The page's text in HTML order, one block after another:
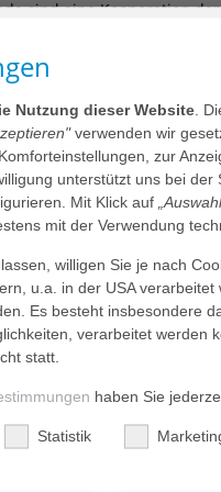
sind eine Kooperation
für Selbsthilfe im
Zentrums für
ist Dienstag, 20. Mai,
in 28832 Achim. Die
T (04231) 93 79 74,
GmbH ist das
der
im Jahr
Diakonieklinikum ist
zertifiziertes
mit Behinderung.
Viszeralonkologische
Deutschen
Bestandteil der
ein Reha-Zentrum und
Menschen. Eine
Nutzung dieser Website .
verwenden wir
zur
unterstützt uns bei
Mit Klick auf
mit der Verwendung
willigen Sie je nach
u.a. in der USA
Es besteht insbesondere
verarbeitet werden
statt.
haben Sie
Statistik